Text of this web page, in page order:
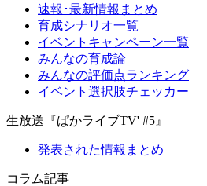
速報･最新情報まとめ
育成シナリオ一覧
イベントキャンペーン一覧
みんなの育成論
みんなの評価点ランキング
イベント選択肢チェッカー
生放送『ぱかライブTV' #5』
発表された情報まとめ
コラム記事